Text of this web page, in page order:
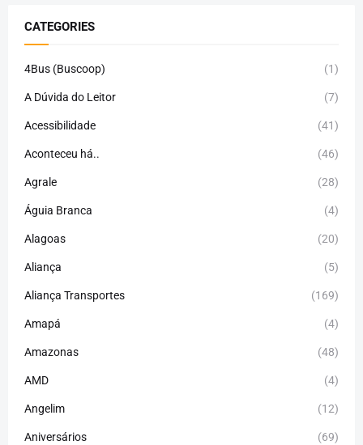
CATEGORIES
4Bus (Buscoop) (1)
A Dúvida do Leitor (7)
Acessibilidade (41)
Aconteceu há.. (46)
Agrale (28)
Águia Branca (4)
Alagoas (20)
Aliança (5)
Aliança Transportes (169)
Amapá (4)
Amazonas (48)
AMD (4)
Angelim (12)
Aniversários (69)